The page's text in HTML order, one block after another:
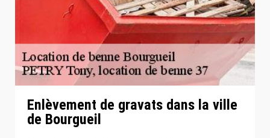
Enlèvement de gravats dans la ville
de Bourgueil